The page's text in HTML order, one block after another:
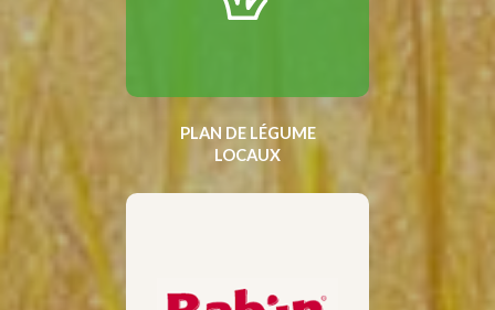
PLAN DE LÉGUME
LOCAUX